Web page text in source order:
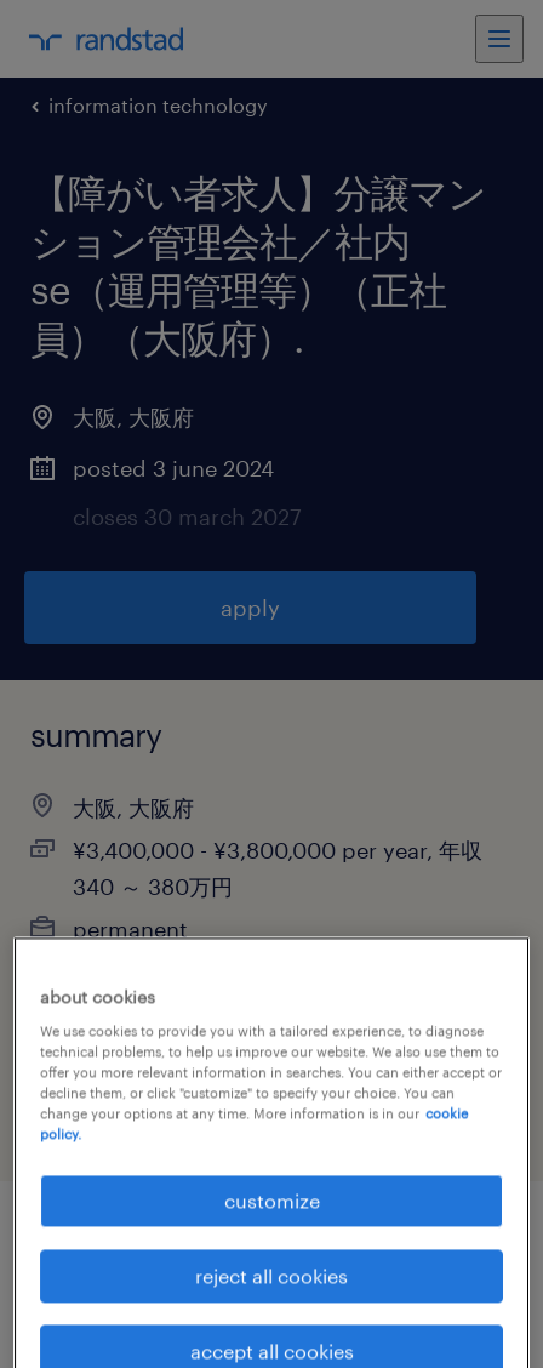
information technology
【障がい者求人】分譲マン
ション管理会社／社内
se（運用管理等）（正社
員）（大阪府） .
大阪, 大阪府
posted 3 june 2024
closes 30 march 2027
apply
summary
大阪, 大阪府
¥3,400,000 - ¥3,800,000 per year, 年収
340 ～ 380万円
permanent
job category
information technology
job details
社名
about cookies
We use cookies to provide you with a tailored experience, to diagnose
technical problems, to help us improve our website. We also use them to
offer you more relevant information in searches. You can either accept or
decline them, or click "customize" to specify your choice. You can
change your options at any time. More information is in our cookie
policy.
customize
reject all cookies
accept all cookies